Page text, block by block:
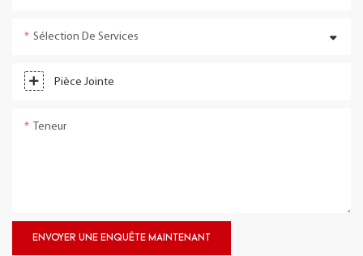
Sélection De Services
Pièce Jointe
Teneur
ENVOYER UNE ENQUÊTE MAINTENANT